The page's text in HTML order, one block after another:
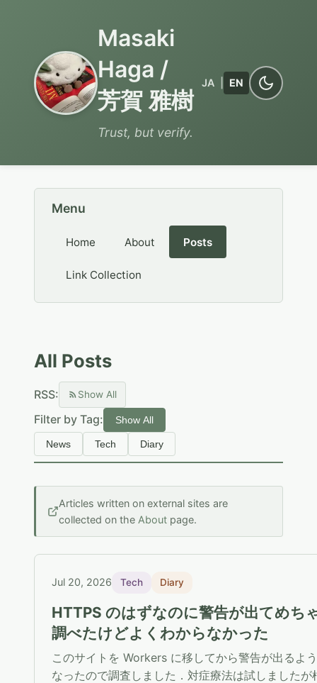
Masaki
Haga /
芳賀 雅樹
Trust, but verify.
JA EN
Menu
Home About Posts
Link Collection
All Posts
RSS: Show All
Filter by Tag: Show All
News Tech Diary
Articles written on external sites are
collected on the About page.
Jul 20, 2026 Tech Diary
HTTPS のはずなのに警告が出てめち
調べたけどよくわからなかった
このサイトを Workers に移してから警告が出るよ
なったので調査しました．対症療法は試しましたが